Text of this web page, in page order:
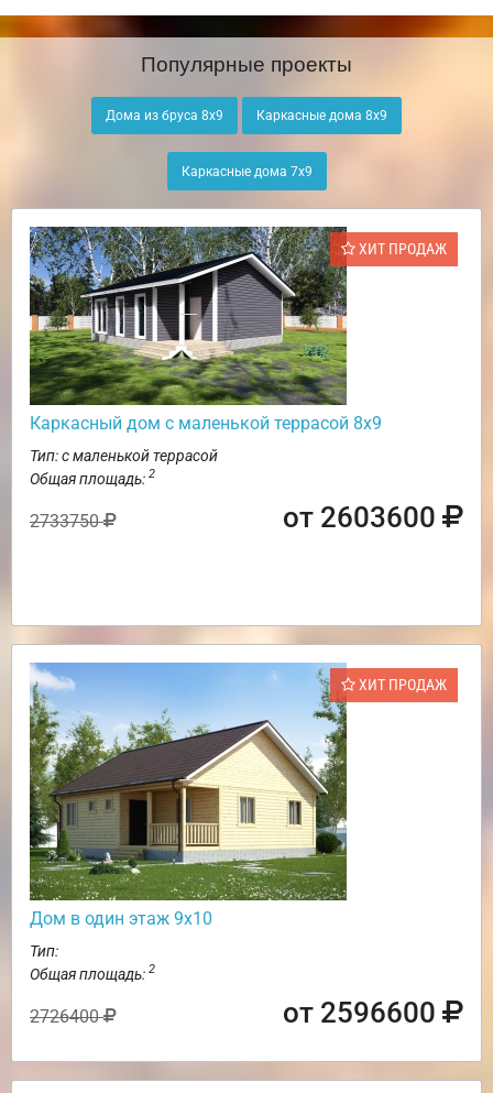
Популярные проекты
Дома из бруса 8х9 Каркасные дома 8х9
Каркасные дома 7х9
ХИТ ПРОДАЖ
Каркасный дом с маленькой террасой 8х9
Тип: с маленькой террасой
Общая площадь: 2
2733750 от 2603600
ХИТ ПРОДАЖ
Дом в один этаж 9х10
Тип:
Общая площадь: 2
2726400 от 2596600